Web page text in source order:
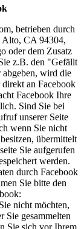
betrieben durch
Alto, CA 94304,
oder dem Zusatz
z.B. den "Gefällt
wird die
an Facebook
Facebook Ihre
Sind Sie bei
unserer Seite
wenn Sie nicht
übermittelt
Sie aufgerufen
werden.
durch Facebook
Sie bitte den
nicht möchten,
Sie gesammelten
Sie sich vor Ihrem